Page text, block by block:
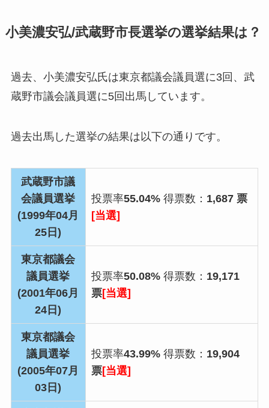
小美濃安弘/武蔵野市長選挙の選挙結果は？
過去、小美濃安弘氏は東京都議会議員選に3回、武
蔵野市議会議員選に5回出馬しています。
過去出馬した選挙の結果は以下の通りです。
武蔵野市議
会議員選挙
(1999年04月
25日)
投票率55.04% 得票数： 1,687 票
[当選]
東京都議会
議員選挙
(2001年06月
24日)
投票率50.08% 得票数： 19,171
票[当選]
東京都議会
議員選挙
(2005年07月
03日)
投票率43.99% 得票数： 19,904
票[当選]